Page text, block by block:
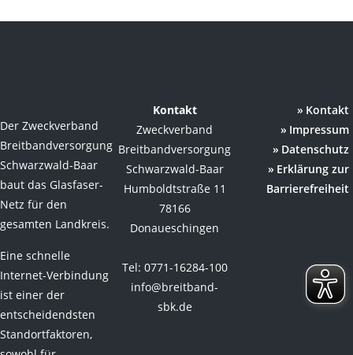
Der Zweckverband
Breitbandversorgung
Schwarzwald-Baar
baut das Glasfaser-
Netz für den
gesamten Landkreis.
Eine schnelle
Internet-Verbindung
ist einer der
entscheidendsten
Standortfaktoren,
Kontakt
Zweckverband
Breitbandversorgung
Schwarzwald-Baar
Humboldtstraße 11
78166
Donaueschingen
Tel: 0771-16284-100
info@breitband-
sbk.de
Kontakt
Impressum
Datenschutz
Erklärung zur
Barrierefreiheit